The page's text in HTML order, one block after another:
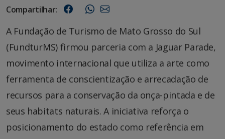
Compartilhar:
A Fundação de Turismo de Mato Grosso do Sul
(FundturMS) firmou parceria com a Jaguar Parade,
movimento internacional que utiliza a arte como
ferramenta de conscientização e arrecadação de
recursos para a conservação da onça-pintada e de
seus habitats naturais. A iniciativa reforça o
posicionamento do estado como referência em